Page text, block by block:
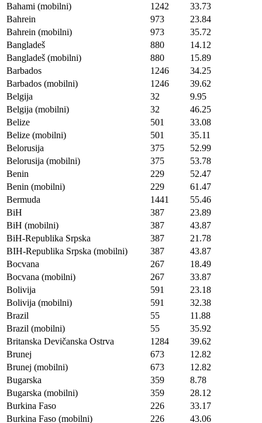
Bahami (mobilni)
1242
33.73
Bahrein
973
23.84
Bahrein (mobilni)
973
35.72
Bangladeš
880
14.12
Bangladeš (mobilni)
880
15.89
Barbados
1246
34.25
Barbados (mobilni)
1246
39.62
Belgija
32
9.95
Belgija (mobilni)
32
46.25
Belize
501
33.08
Belize (mobilni)
501
35.11
Belorusija
375
52.99
Belorusija (mobilni)
375
53.78
Benin
229
52.47
Benin (mobilni)
229
61.47
Bermuda
1441
55.46
BiH
387
23.89
BiH (mobilni)
387
43.87
BiH-Republika Srpska
387
21.78
BIH-Republika Srpska (mobilni)
387
43.87
Bocvana
267
18.49
Bocvana (mobilni)
267
33.87
Bolivija
591
23.18
Bolivija (mobilni)
591
32.38
Brazil
55
11.88
Brazil (mobilni)
55
35.92
Britanska Devičanska Ostrva
1284
39.62
Brunej
673
12.82
Brunej (mobilni)
673
12.82
Bugarska
359
8.78
Bugarska (mobilni)
359
28.12
Burkina Faso
226
33.17
Burkina Faso (mobilni)
226
43.06